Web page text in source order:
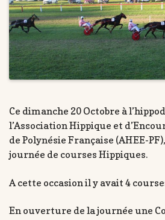
Ce dimanche 20 Octobre à
l’Association Hippique et
de Polynésie Française (AHEE-
journée de courses Hippiques.
A cette occasion il y avait 4
En ouverture de la journée une